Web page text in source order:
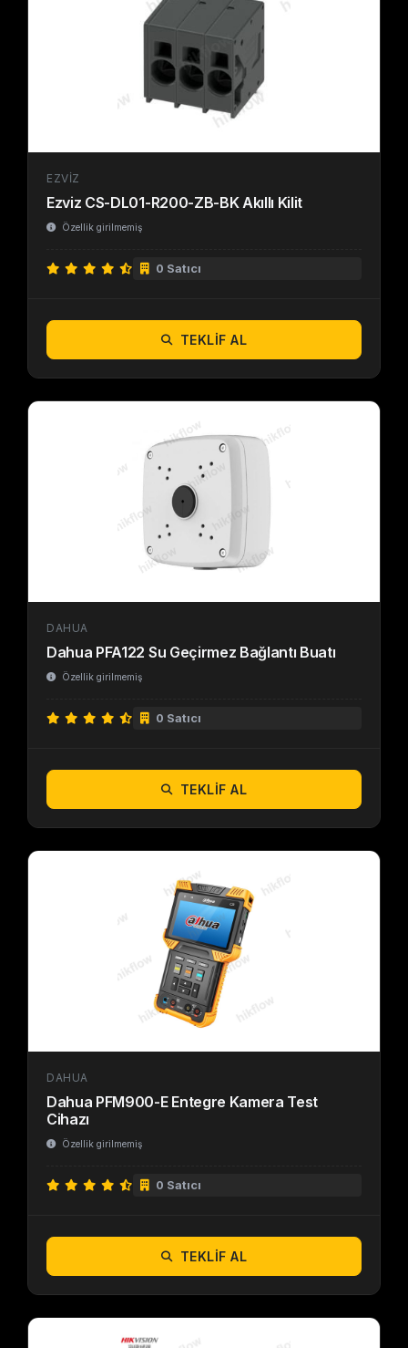
EZVIZ
Ezviz CS-DL01-R200-ZB-BK Akıllı Kilit
Özellik girilmemiş
0 Satıcı
TEKLIF AL
DAHUA
Dahua PFA122 Su Geçirmez Bağlantı Buatı
Özellik girilmemiş
0 Satıcı
TEKLIF AL
DAHUA
Dahua PFM900-E Entegre Kamera Test
Cihazı
Özellik girilmemiş
0 Satıcı
TEKLIF AL